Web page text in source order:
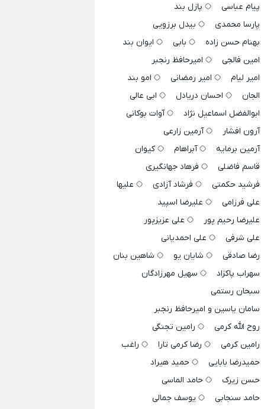
پیام عباسی
پازل بند
پارسا محمدی
بیدل برزویی
بهنام حسن زاده
بابی
ایوان بند
امین فالجی
امیرحافظ رنجبر
امیر لیام
امیر رمضانی
امو بند
الجان
احسان دریادل
ابی عالی
ابوالفضل اسماعیل نژاد
آوات بوکانی
آرون افشار
آرمین زارعی
آرمین برمایه
آبراهام
کیوان
قاسم فاضلی
فرهاد جهانگیری
فرشید حکمتی
فرشاد آزادی
علیها
علی فرزامی
علیرضا اسپید
علیرضا رحیم پور
علی عزیزپور
علی شرفی
علی احمدیانی
رضا صادقی
شایان یو
شاهین بنان
سهراب پاکزاد
سهیل مهرزادگان
سبحان رستمی
سامان یاسین و امیرحافظ رنجبر
روح الله کرمی
رامین تجنگی
رامین کرمی
رضا کرمی تارا
راغب
حمیدرضا بابایی
حمید هیراد
حسن زیرک
حامد الماسی
حامد سنجابی
یوسف جمالی